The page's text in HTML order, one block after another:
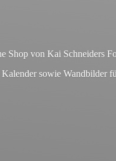
Shop von Kai Schneiders
sowie Wandbilder